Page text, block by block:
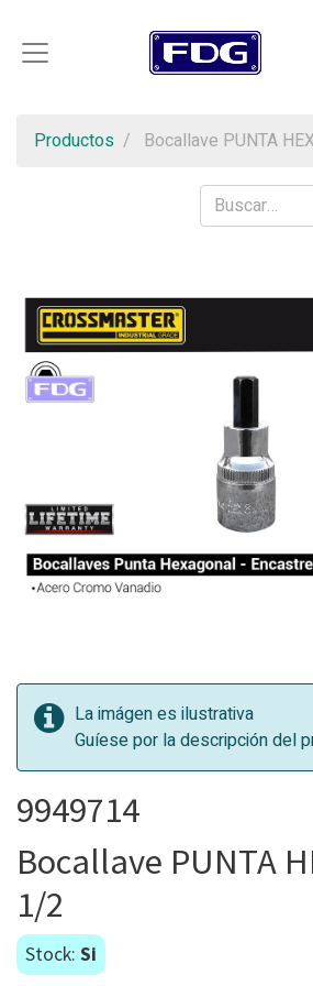
Productos Bocallave PUNTA
La imágen es ilustrativa
Guíese por la descripción del
9949714
Bocallave PUNTA
1/2
Stock: Si